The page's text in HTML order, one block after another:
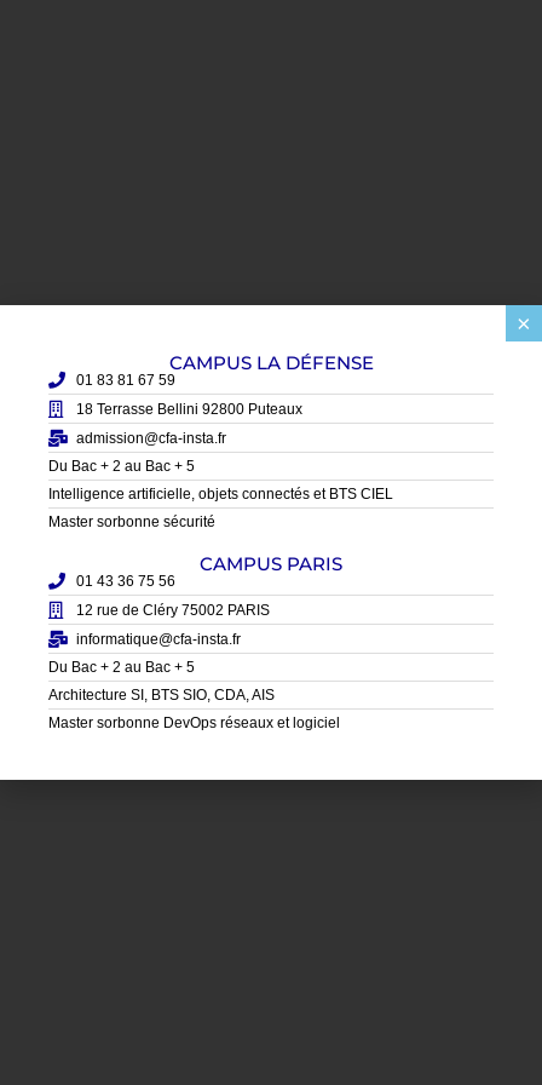
×
CAMPUS LA DÉFENSE
01 83 81 67 59
18 Terrasse Bellini 92800 Puteaux
admission@cfa-insta.fr
Du Bac + 2 au Bac + 5
Intelligence artificielle, objets connectés et BTS CIEL
Master sorbonne sécurité
CAMPUS PARIS
01 43 36 75 56
12 rue de Cléry 75002 PARIS
informatique@cfa-insta.fr
Du Bac + 2 au Bac + 5
Architecture SI, BTS SIO, CDA, AIS
Master sorbonne DevOps réseaux et logiciel